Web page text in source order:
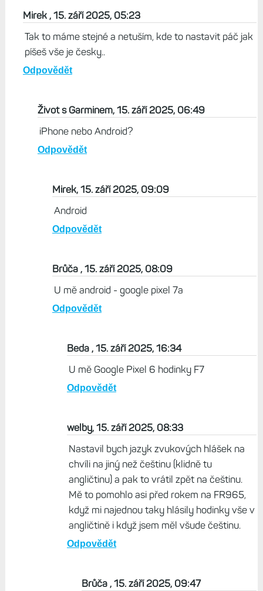
Mirek , 15. září 2025, 05:23
Tak to máme stejné a netuším, kde to nastavit páč jak
píšeš vše je česky..
Odpovědět
Život s Garminem, 15. září 2025, 06:49
iPhone nebo Android?
Odpovědět
Mirek, 15. září 2025, 09:09
Android
Odpovědět
Brůča , 15. září 2025, 08:09
U mě android - google pixel 7a
Odpovědět
Beda , 15. září 2025, 16:34
U mě Google Pixel 6 hodinky F7
Odpovědět
welby, 15. září 2025, 08:33
Nastavil bych jazyk zvukových hlášek na
chvíli na jiný než češtinu (klidně tu
angličtinu) a pak to vrátil zpět na češtinu.
Mě to pomohlo asi před rokem na FR965,
když mi najednou taky hlásily hodinky vše v
angličtině i když jsem měl všude češtinu.
Odpovědět
Brůča , 15. září 2025, 09:47